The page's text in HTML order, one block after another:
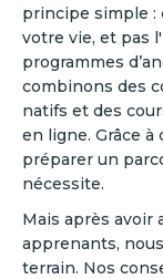
principe simple :
votre vie, et pas
programmes
combinons des
natifs et des
en ligne. Grâce
préparer un
nécessite.
Mais après avoir
apprenants,
terrain. Nos